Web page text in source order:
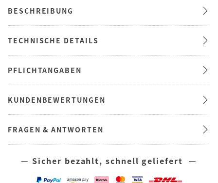
BESCHREIBUNG
TECHNISCHE DETAILS
PFLICHTANGABEN
KUNDENBEWERTUNGEN
FRAGEN & ANTWORTEN
— Sicher bezahlt, schnell geliefert —